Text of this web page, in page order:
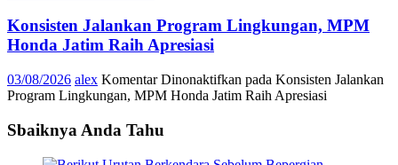
Konsisten Jalankan Program Lingkungan, MPM
Honda Jatim Raih Apresiasi
03/08/2026 alex Komentar Dinonaktifkan pada Konsisten Jalankan
Program Lingkungan, MPM Honda Jatim Raih Apresiasi
Sbaiknya Anda Tahu